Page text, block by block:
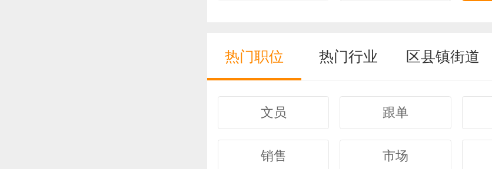
热门职位 热门行业 区县镇街道
文员 跟单
销售 市场